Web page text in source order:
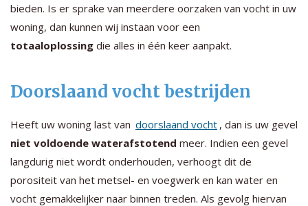
bieden. Is er sprake van meerdere oorzaken van vocht in uw
woning, dan kunnen wij instaan voor een
totaaloplossing die alles in één keer aanpakt.
Doorslaand vocht bestrijden
Heeft uw woning last van doorslaand vocht , dan is uw gevel
niet voldoende waterafstotend meer. Indien een gevel
langdurig niet wordt onderhouden, verhoogt dit de
porositeit van het metsel- en voegwerk en kan water en
vocht gemakkelijker naar binnen treden. Als gevolg hiervan